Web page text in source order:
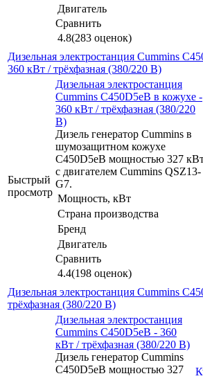
Двигатель
Сравнить
4.8(283 оценок)
Дизельная электростанция Cummins
360 кВт / трёхфазная (380/220 В)
Быстрый
просмотр
Дизельная электростанция
Cummins C450D5eB в кожухе -
360 кВт / трёхфазная (380/220
В)
Дизель генератор Cummins в
шумозащитном кожухе
C450D5eB мощностью 327
с двигателем Cummins QSZ13-
G7.
Мощность, кВт
Страна производства
Бренд
Двигатель
Сравнить
4.4(198 оценок)
Дизельная электростанция Cummins
трёхфазная (380/220 В)
Дизельная электростанция
Cummins C450D5eB - 360
кВт / трёхфазная (380/220 В)
Дизель генератор Cummins
C450D5eB мощностью 327